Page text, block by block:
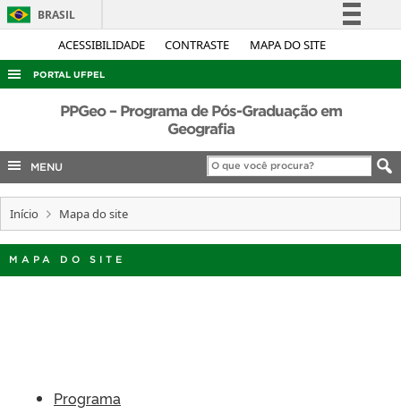
ACESSIBILIDADE CONTRASTE MAPA DO SITE
BRASIL
Simplifique!
Acesso à informação
Legislação
Canais
PORTAL UFPEL
ACESSO À INFORMAÇÃO
COBALTO
CONCURSOS
INTERNACIONAL
PPGeo – Programa de Pós-Graduação em
Geografia
MENU
Início Mapa do site
MAPA DO SITE
Programa